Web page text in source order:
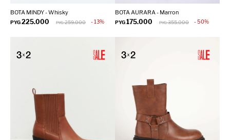
BOTA MINDY - Whisky
PYG225.000 PYG 259.000 13
BOTA AURARA - Marron
PYG175.000 PYG 355.000 50